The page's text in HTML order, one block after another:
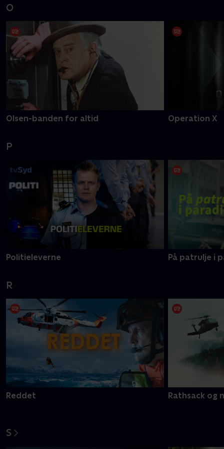
O
Olsen-banden for altid Operation X
P
Politieleverne På patrulje i
R
Reddet Rathsack og
S